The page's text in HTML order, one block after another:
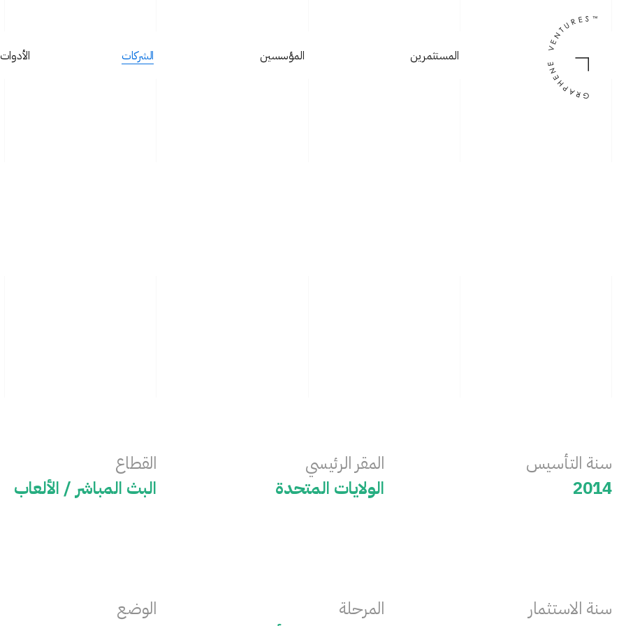
المستثمرين المؤسسين ‏الشركات الأدوات
سنة التأسيس
2014
المقر الرئيسي
الولايات المتحدة
القطاع
البث المباشر / الألعاب
سنة ‏الاستثمار
المرحلة
الوضع